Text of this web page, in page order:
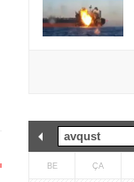
BE ÇA